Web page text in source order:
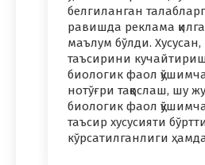
белгиланган
равишда реклама
маълум бўлди.
таъсирини
биологик фаол
нотўғри таққослаш, шу
биологик фаол
таъсир хусусияти
кўрсатилганлиги